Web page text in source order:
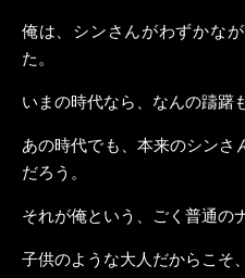
俺は、シンさんがわずかな
た。
いまの時代なら、なんの躊躇
あの時代でも、本来のシンさ
だろう。
それが俺という、ごく普通の
子供のような大人だからこそ